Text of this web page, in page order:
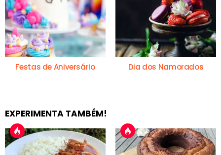
Festas de Aniversário Dia dos Namorados
EXPERIMENTA TAMBÉM!